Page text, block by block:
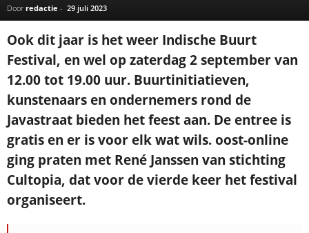
Door redactie - 29 juli 2023
Ook dit jaar is het weer Indische Buurt
Festival, en wel op zaterdag 2 september van
12.00 tot 19.00 uur. Buurtinitiatieven,
kunstenaars en ondernemers rond de
Javastraat bieden het feest aan. De entree is
gratis en er is voor elk wat wils. oost-online
ging praten met René Janssen van stichting
Cultopia, dat voor de vierde keer het festival
organiseert.